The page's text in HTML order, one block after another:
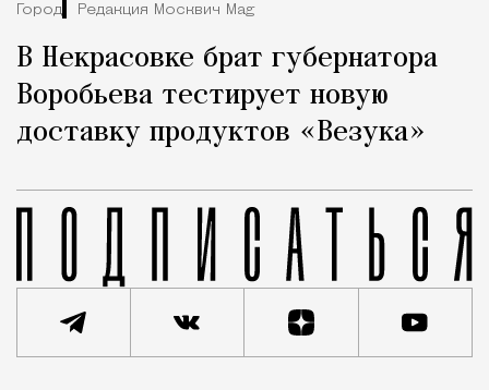
Город Редакция Москвич Mag
В Некрасовке брат губернатора
Воробьева тестирует новую
доставку продуктов «Везука»